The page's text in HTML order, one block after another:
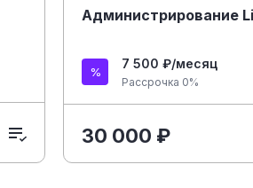
Администрирование
7 500 ₽/месяц
Рассрочка 0%
30 000 ₽